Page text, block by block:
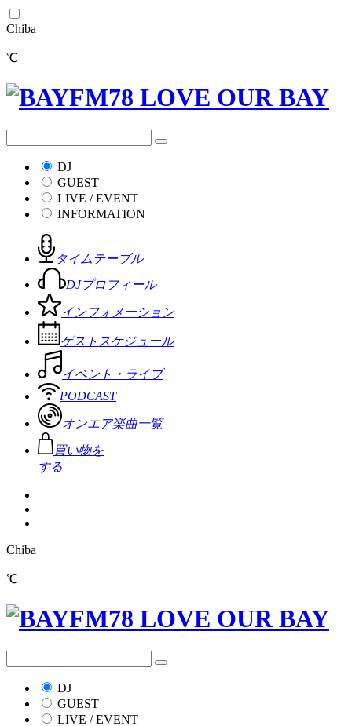
Chiba
℃
DJ
GUEST
LIVE / EVENT
INFORMATION
タイムテーブル
DJプロフィール
インフォメーション
ゲストスケジュール
イベント・ライブ
PODCAST
オンエア楽曲一覧
買い物を
する
Chiba
℃
DJ
GUEST
LIVE / EVENT